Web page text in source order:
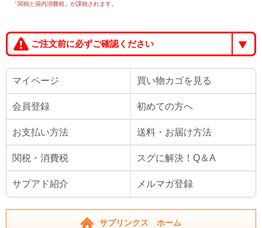
「関税と国内消費税」が課税されます。
ご注文前に必ずご確認ください
マイページ 買い物カゴを見る
会員登録 初めての方へ
お支払い方法 送料・お届け方法
関税・消費税 スグに解決！Q＆A
サプアド紹介 メルマガ登録
サプリンクス ホーム